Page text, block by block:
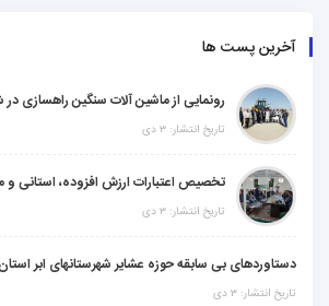
آخرین پست ها
تاریخ انتشار: ۳ دی
تاریخ انتشار: ۳ دی
دستاوردهای بی سابقه حوزه عشایر شهرستانهای ابر
تاریخ انتشار: ۳ دی